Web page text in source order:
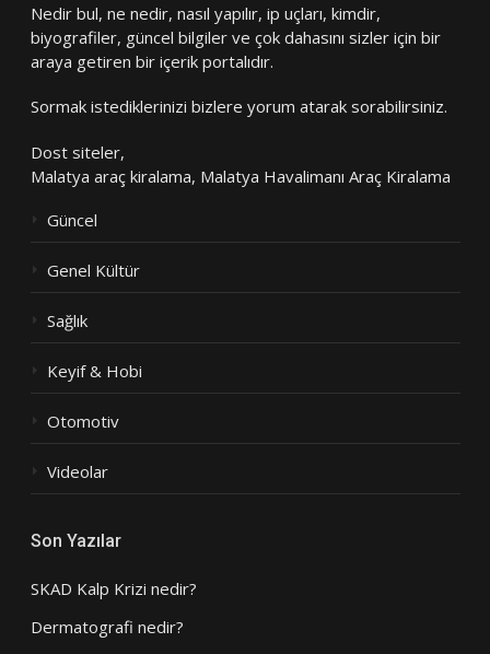
Nedir bul, ne nedir, nasıl yapılır, ip uçları, kimdir,
biyografiler, güncel bilgiler ve çok dahasını sizler için bir
araya getiren bir içerik portalıdır.
Sormak istediklerinizi bizlere yorum atarak sorabilirsiniz.
Dost siteler,
Malatya araç kiralama, Malatya Havalimanı Araç Kiralama
Güncel
Genel Kültür
Sağlık
Keyif & Hobi
Otomotiv
Videolar
Son Yazılar
SKAD Kalp Krizi nedir?
Dermatografi nedir?